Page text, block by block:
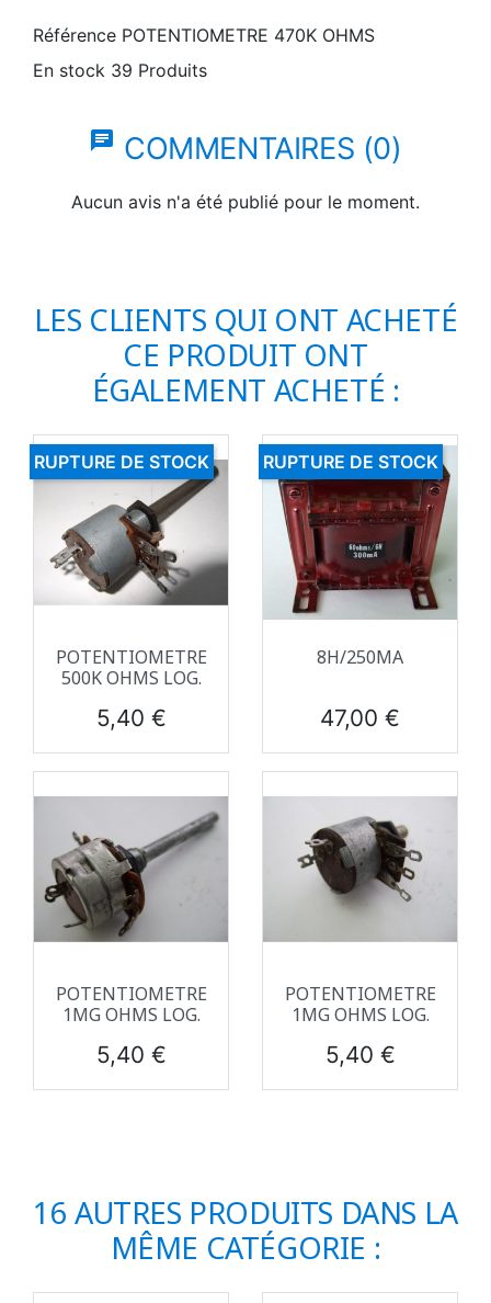
Référence POTENTIOMETRE 470K OHMS
En stock 39 Produits
chat COMMENTAIRES (0)
Aucun avis n'a été publié pour le moment.
LES CLIENTS QUI ONT ACHETÉ
CE PRODUIT ONT
ÉGALEMENT ACHETÉ :
POTENTIOMETRE
500K OHMS LOG.
Prix
5,40 €
RUPTURE DE STOCK
8H/250MA
Prix
47,00 €
RUPTURE DE STOCK
POTENTIOMETRE
1MG OHMS LOG.
Prix
5,40 €
POTENTIOMETRE
1MG OHMS LOG.
Prix
5,40 €
16 AUTRES PRODUITS DANS LA
MÊME CATÉGORIE :